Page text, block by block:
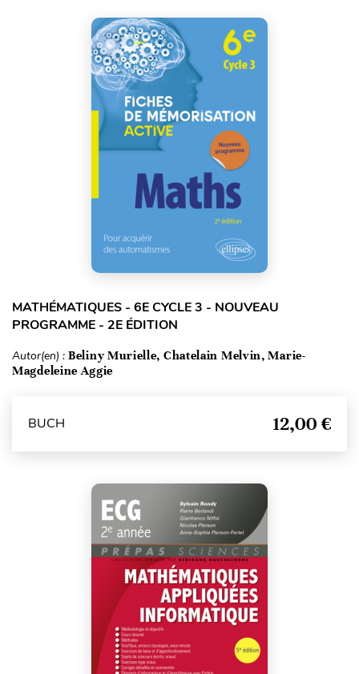
MATHÉMATIQUES - 6E CYCLE 3 - NOUVEAU
PROGRAMME - 2E ÉDITION
Autor(en) : Beliny Murielle, Chatelain Melvin, Marie-
Magdeleine Aggie
BUCH 12,00 €